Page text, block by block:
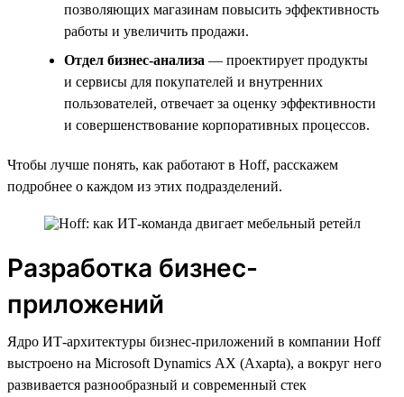
позволяющих магазинам повысить эффективность
работы и увеличить продажи.
Отдел бизнес-анализа — проектирует продукты
и сервисы для покупателей и внутренних
пользователей, отвечает за оценку эффективности
и совершенствование корпоративных процессов.
Чтобы лучше понять, как работают в Hoff, расскажем
подробнее о каждом из этих подразделений.
Разработка бизнес-
приложений
Ядро ИТ-архитектуры бизнес-приложений в компании Hoff
выстроено на Microsoft Dynamics AX (Axapta), а вокруг него
развивается разнообразный и современный стек